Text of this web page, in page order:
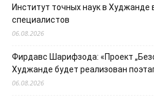
Институт точных наук в Худжанде
специалистов
06.08.2026
Фирдавс Шарифзода: «Проект
Худжанде будет реализован
06.08.2026